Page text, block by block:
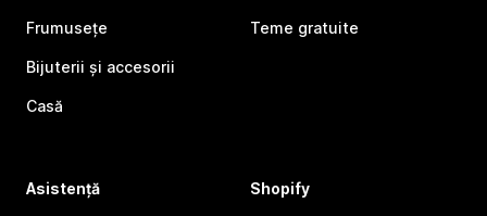
Frumusețe
Bijuterii și accesorii
Casă
Teme gratuite
Asistență Shopify